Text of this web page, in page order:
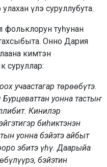
үлэ суруллубута.
фольклорун туһунан
Онно Дария
кимтэн
суруллар:
учаастагар төрөөбүтэ.
уонна тастыҥ
Кинилэр
биһиктэнэн
уонна бэйэтэ айбыт
эбитэ үһү. Даарыйа
бэйэтин